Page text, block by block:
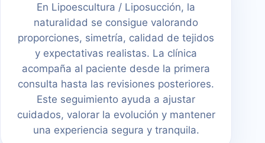
En Lipoescultura / Liposucción, la
naturalidad se consigue valorando
proporciones, simetría, calidad de tejidos
y expectativas realistas. La clínica
acompaña al paciente desde la primera
consulta hasta las revisiones posteriores.
Este seguimiento ayuda a ajustar
cuidados, valorar la evolución y mantener
una experiencia segura y tranquila.